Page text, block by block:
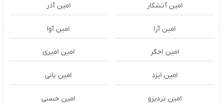
امین آتشکار امین آذر
امین آرا امین آوا
امین اخگر امین امیری
امین ایزد امین بانی
امین تردیزو امین حسنی